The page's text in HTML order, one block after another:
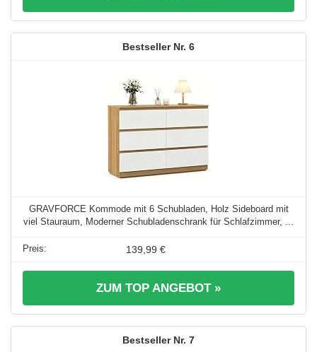
6
GRAVFORCE Kommode mit 6 Schubladen, Holz Sideboard mit
viel Stauraum, Moderner Schubladenschrank für Schlafzimmer, ...
139,99 €
ZUM TOP ANGEBOT »
7